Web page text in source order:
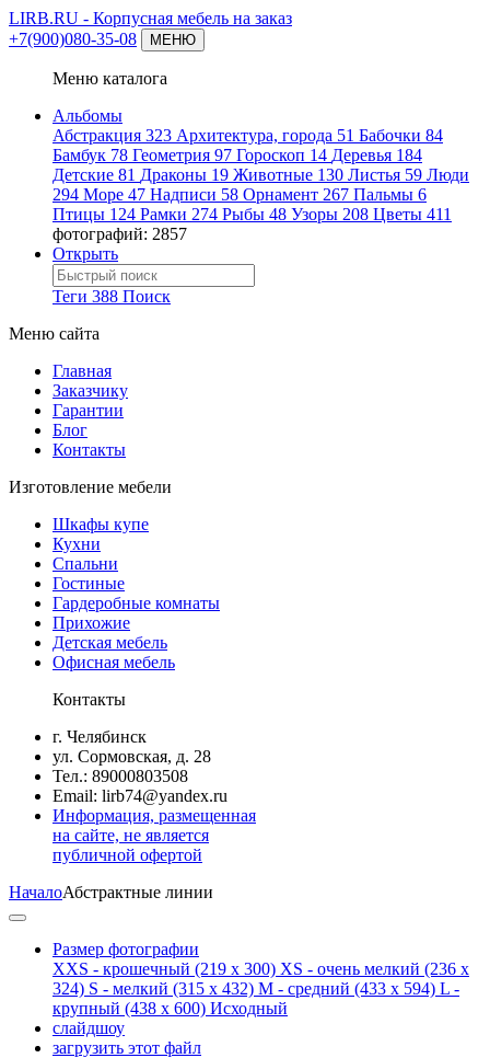
LIRB.RU - Корпусная мебель на заказ
+7(900)080-35-08
МЕНЮ
Меню каталога
Альбомы
Абстракция 323 Архитектура, города 51 Бабочки 84
Бамбук 78 Геометрия 97 Гороскоп 14 Деревья 184
Детские 81 Драконы 19 Животные 130 Листья 59 Люди
294 Море 47 Надписи 58 Орнамент 267 Пальмы 6
Птицы 124 Рамки 274 Рыбы 48 Узоры 208 Цветы 411
фотографий: 2857
Открыть
Теги 388 Поиск
Меню сайта
Главная
Заказчику
Гарантии
Блог
Контакты
Изготовление мебели
Шкафы купе
Кухни
Спальни
Гостиные
Гардеробные комнаты
Прихожие
Детская мебель
Офисная мебель
Контакты
г. Челябинск
ул. Сормовская, д. 28
Тел.: 89000803508
Email: lirb74@yandex.ru
Информация, размещенная
на сайте, не является
публичной офертой
НачалоАбстрактные линии
Размер фотографии
XXS - крошечный (219 x 300) XS - очень мелкий (236 x
324) S - мелкий (315 x 432) M - средний (433 x 594) L -
крупный (438 x 600) Исходный
слайдшоу
загрузить этот файл